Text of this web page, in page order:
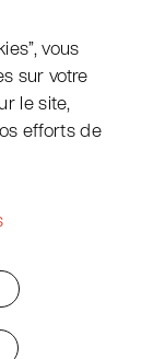
news, event
des données
vous
sur votre
le site,
efforts de